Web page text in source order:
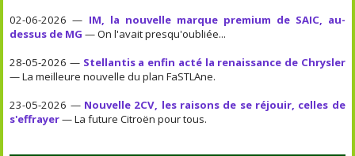
02-06-2026 — IM, la nouvelle marque premium de SAIC, au-
dessus de MG — On l'avait presqu'oubliée...
28-05-2026 — Stellantis a enfin acté la renaissance de Chrysler
— La meilleure nouvelle du plan FaSTLAne.
23-05-2026 — Nouvelle 2CV, les raisons de se réjouir, celles de
s'effrayer— La future Citroën pour tous.